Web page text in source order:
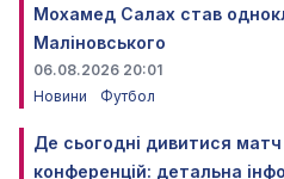
Мохамед Салах став
Маліновського
06.08.2026 20:01
Новини
Футбол
Де сьогодні дивитися матч
конференцій: детальна